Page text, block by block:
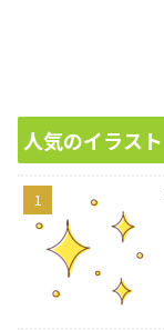
人気のイラスト